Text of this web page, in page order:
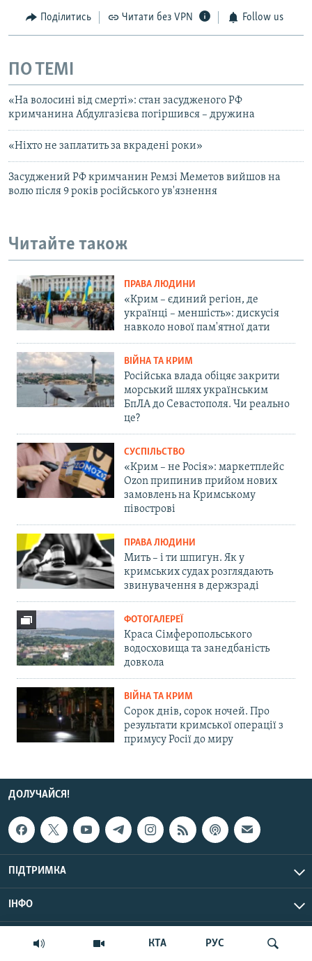
КТА РУС
Поділитись Читати без VPN Follow us
ПО ТЕМІ
«На волосині від смерті»: стан засудженого РФ
кримчанина Абдулгазієва погіршився – дружина
«Ніхто не заплатить за вкрадені роки»
Засуджений РФ кримчанин Ремзі Меметов вийшов на
волю після 9 років російського ув'язнення
Читайте також
ПРАВА ЛЮДИНИ
«Крим – єдиний регіон, де
українці – меншість»: дискусія
навколо нової пам'ятної дати
ВІЙНА ТА КРИМ
Російська влада обіцяє закрити
морський шлях українським
БпЛА до Севастополя. Чи реально
це?
СУСПІЛЬСТВО
«Крим – не Росія»: маркетплейс
Ozon припинив прийом нових
замовлень на Кримському
півострові
ПРАВА ЛЮДИНИ
Мить – і ти шпигун. Як у
кримських судах розглядають
звинувачення в держзраді
ФОТОГАЛЕРЕЇ
Краса Сімферопольського
водосховища та занедбаність
довкола
ВІЙНА ТА КРИМ
Сорок днів, сорок ночей. Про
результати кримської операції з
примусу Росії до миру
ДОЛУЧАЙСЯ!
ПІДТРИМКА
ІНФО
© Крим.Реалії, 2026 | Усі права застережено.